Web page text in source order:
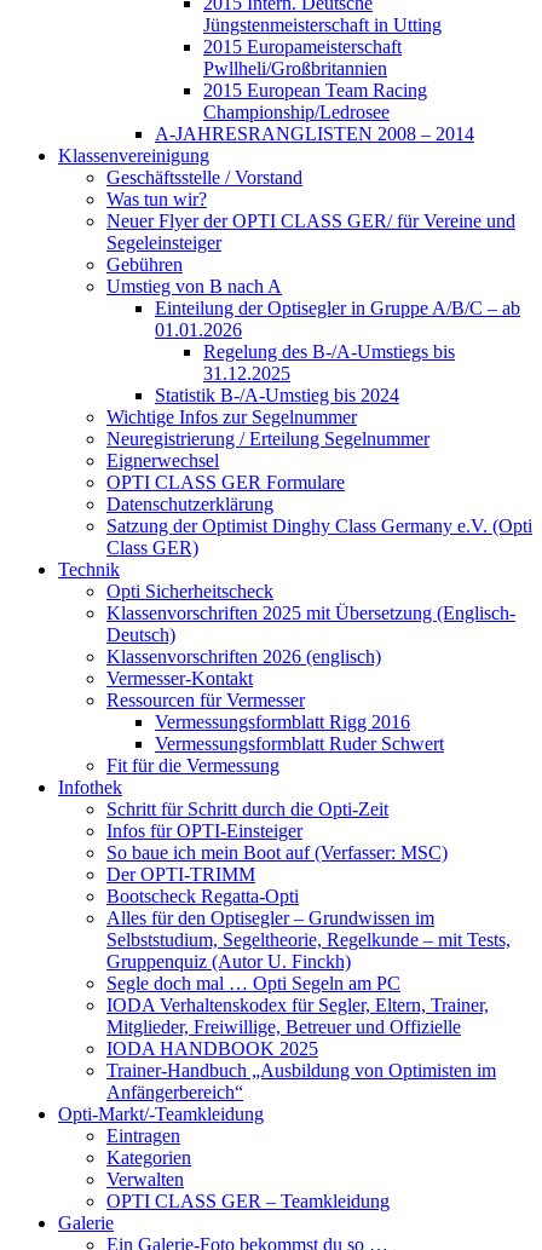
Jüngstenmeisterschaft in Utting
2015 Europameisterschaft
Pwllheli/Großbritannien
2015 European Team Racing
Championship/Ledrosee
A-JAHRESRANGLISTEN 2008 – 2014
Klassenvereinigung
Geschäftsstelle / Vorstand
Was tun wir?
Neuer Flyer der OPTI CLASS GER/ für Vereine und
Segeleinsteiger
Gebühren
Umstieg von B nach A
Einteilung der Optisegler in Gruppe A/B/C – ab
01.01.2026
Regelung des B-/A-Umstiegs bis
31.12.2025
Statistik B-/A-Umstieg bis 2024
Wichtige Infos zur Segelnummer
Neuregistrierung / Erteilung Segelnummer
Eignerwechsel
OPTI CLASS GER Formulare
Datenschutzerklärung
Satzung der Optimist Dinghy Class Germany e.V. (Opti
Class GER)
Technik
Opti Sicherheitscheck
Klassenvorschriften 2025 mit Übersetzung (Englisch-
Deutsch)
Klassenvorschriften 2026 (englisch)
Vermesser-Kontakt
Ressourcen für Vermesser
Vermessungsformblatt Rigg 2016
Vermessungsformblatt Ruder Schwert
Fit für die Vermessung
Infothek
Schritt für Schritt durch die Opti-Zeit
Infos für OPTI-Einsteiger
So baue ich mein Boot auf (Verfasser: MSC)
Der OPTI-TRIMM
Bootscheck Regatta-Opti
Alles für den Optisegler – Grundwissen im
Selbststudium, Segeltheorie, Regelkunde – mit Tests,
Gruppenquiz (Autor U. Finckh)
Segle doch mal … Opti Segeln am PC
IODA Verhaltenskodex für Segler, Eltern, Trainer,
Mitglieder, Freiwillige, Betreuer und Offizielle
IODA HANDBOOK 2025
Trainer-Handbuch „Ausbildung von Optimisten im
Anfängerbereich“
Opti-Markt/-Teamkleidung
Eintragen
Kategorien
Verwalten
OPTI CLASS GER – Teamkleidung
Galerie
Ein Galerie-Foto bekommst du so …